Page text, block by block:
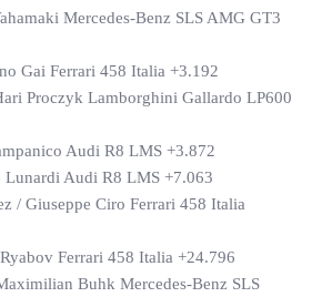
Mercedes-Benz SLS AMG GT3
Gai Ferrari 458 Italia +3.192
Proczyk Lamborghini Gallardo LP600
Audi R8 LMS +3.872
Lunardi Audi R8 LMS +7.063
/ Giuseppe Ciro Ferrari 458 Italia
Ferrari 458 Italia +24.796
Buhk Mercedes-Benz SLS